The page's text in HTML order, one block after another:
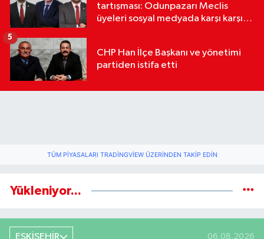
tartışması: Odunpazarı Meclis
üyeleri sosyal medyada karşı karşıya
CHP Han İlçe Başkanı ve yönetimi
partiden istifa etti
5
TÜM PIYASALARI TRADINGVIEW ÜZERINDEN TAKIP EDIN
Yükleniyor...
ESKİŞEHİR 06.08.2026